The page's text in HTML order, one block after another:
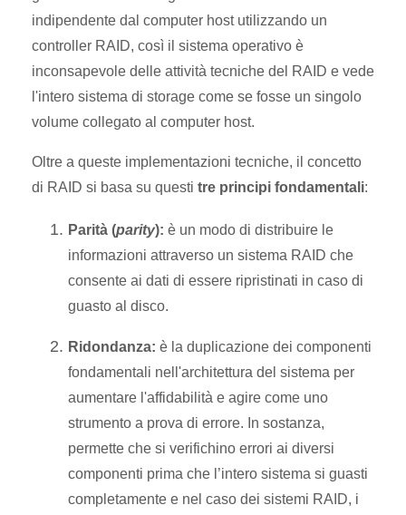
indipendente dal computer host utilizzando un
controller RAID, così il sistema operativo è
inconsapevole delle attività tecniche del RAID e vede
l'intero sistema di storage come se fosse un singolo
volume collegato al computer host.
Oltre a queste implementazioni tecniche, il concetto
di RAID si basa su questi tre principi fondamentali:
Parità (parity): è un modo di distribuire le
informazioni attraverso un sistema RAID che
consente ai dati di essere ripristinati in caso di
guasto al disco.
Ridondanza: è la duplicazione dei componenti
fondamentali nell'architettura del sistema per
aumentare l'affidabilità e agire come uno
strumento a prova di errore. In sostanza,
permette che si verifichino errori ai diversi
componenti prima che l’intero sistema si guasti
completamente e nel caso dei sistemi RAID, i